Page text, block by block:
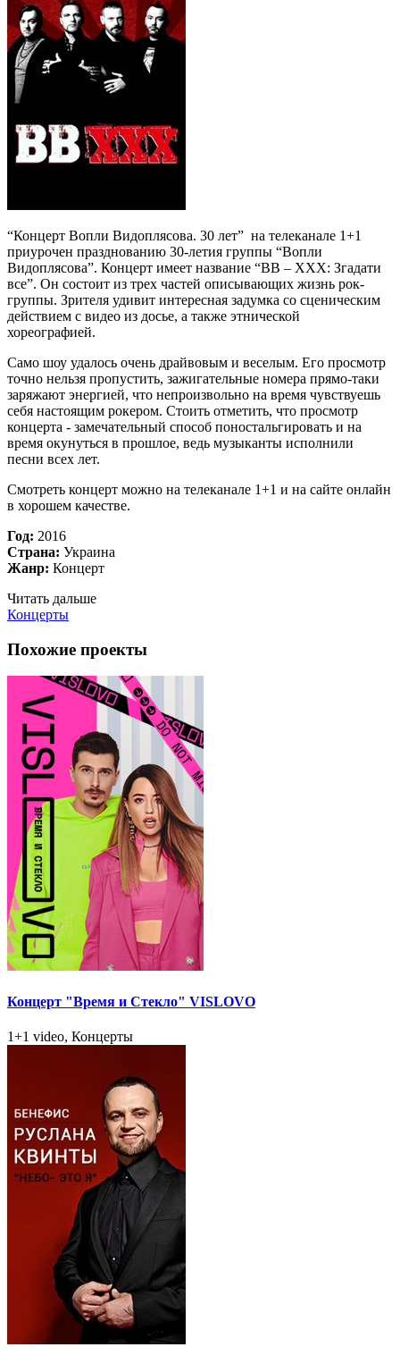
“Концерт Вопли Видоплясова. 30 лет” на телеканале 1+1
приурочен празднованию 30-летия группы “Вопли
Видоплясова”. Концерт имеет название “ВВ – ХХХ: Згадати
все”. Он состоит из трех частей описывающих жизнь рок-
группы. Зрителя удивит интересная задумка со сценическим
действием с видео из досье, а также этнической
хореографией.
Само шоу удалось очень драйвовым и веселым. Его просмотр
точно нельзя пропустить, зажигательные номера прямо-таки
заряжают энергией, что непроизвольно на время чувствуешь
себя настоящим рокером. Стоить отметить, что просмотр
концерта - замечательный способ поностальгировать и на
время окунуться в прошлое, ведь музыканты исполнили
песни всех лет.
Смотреть концерт можно на телеканале 1+1 и на сайте онлайн
в хорошем качестве.
Год: 2016
Страна: Украина
Жанр: Концерт
Читать дальше
Концерты
Похожие проекты
Концерт "Время и Стекло" VISLOVO
1+1 video, Концерты